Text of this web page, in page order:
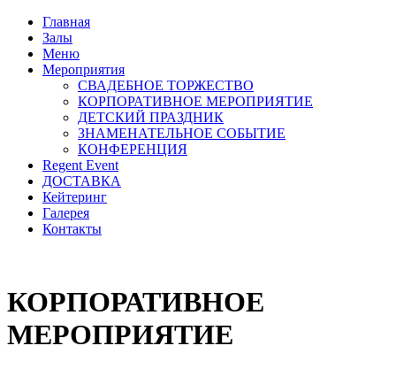
Главная
Залы
Меню
Мероприятия
СВАДЕБНОЕ ТОРЖЕСТВО
КОРПОРАТИВНОЕ МЕРОПРИЯТИЕ
ДЕТСКИЙ ПРАЗДНИК
ЗНАМЕНАТЕЛЬНОЕ СОБЫТИЕ
КОНФЕРЕНЦИЯ
Regent Event
ДОСТАВКА
Кейтеринг
Галерея
Контакты
КОРПОРАТИВНОЕ
МЕРОПРИЯТИЕ